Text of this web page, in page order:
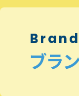
Brand
ブラ